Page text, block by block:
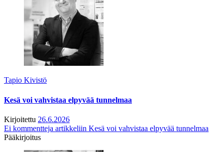
Tapio Kivistö
Kesä voi vahvistaa elpyvää tunnelmaa
Kirjoitettu 26.6.2026
Ei kommentteja artikkeliin Kesä voi vahvistaa elpyvää tunnelmaa
Pääkirjoitus